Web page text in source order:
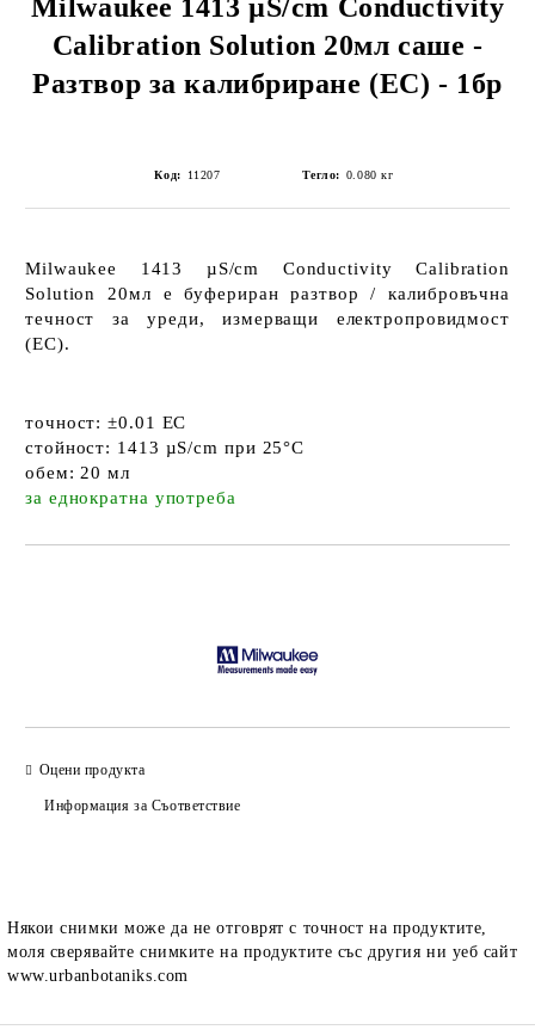
Milwaukee 1413 µS/cm Conductivity
Calibration Solution 20мл саше -
Разтвор за калибриране (EC) - 1бр
Код: 11207 Тегло: 0.080 кг
Milwaukee 1413 µS/cm Conductivity Calibration
Solution 20мл е буфериран разтвор / калибровъчна
течност за уреди, измерващи електропровидмост
(EC).
точност: ±0.01 EC
стойност: 1413 µS/cm при 25°C
обем: 20 мл
за еднократна употреба
Оцени продукта
Информация за Съответствие
Някои снимки може да не отговрят с точност на продуктите,
моля сверявайте снимките на продуктите със другия ни уеб сайт
www.urbanbotaniks.com